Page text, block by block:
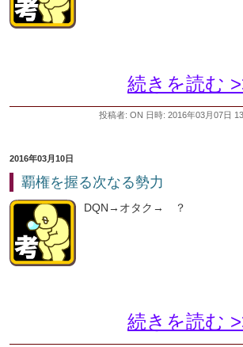
続きを読む
投稿者: ON 日時: 2016年03月07日
2016年03月10日
覇権を握る次なる勢力
DQN→オタク→ ？
続きを読む